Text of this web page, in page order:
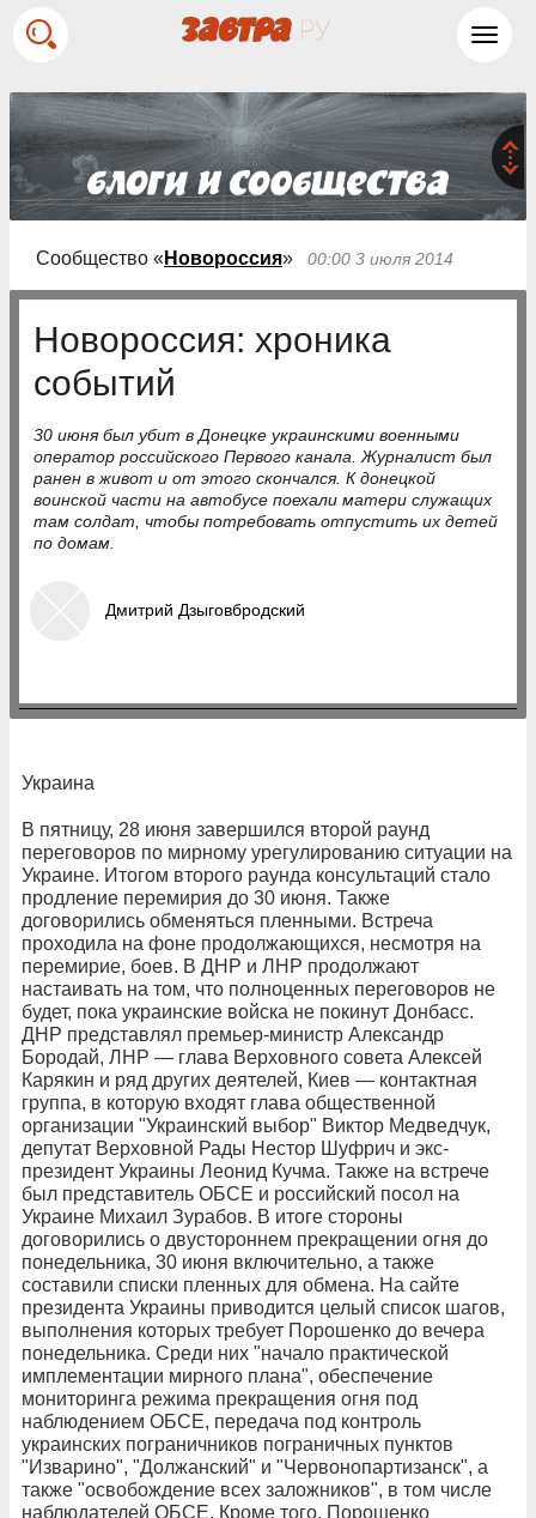
Сообщество « Новороссия» 00:00 3 июля 2014
Новороссия: хроника
событий
30 июня был убит в Донецке украинскими военными
оператор российского Первого канала. Журналист был
ранен в живот и от этого скончался. К донецкой
воинской части на автобусе поехали матери служащих
там солдат, чтобы потребовать отпустить их детей
по домам.
Дмитрий Дзыговбродский
Украина
В пятницу, 28 июня завершился второй раунд
переговоров по мирному урегулированию ситуации на
Украине. Итогом второго раунда консультаций стало
продление перемирия до 30 июня. Также
договорились обменяться пленными. Встреча
проходила на фоне продолжающихся, несмотря на
перемирие, боев. В ДНР и ЛНР продолжают
настаивать на том, что полноценных переговоров не
будет, пока украинские войска не покинут Донбасс.
ДНР представлял премьер-министр Александр
Бородай, ЛНР — глава Верховного совета Алексей
Карякин и ряд других деятелей, Киев — контактная
группа, в которую входят глава общественной
организации "Украинский выбор" Виктор Медведчук,
депутат Верховной Рады Нестор Шуфрич и экс-
президент Украины Леонид Кучма. Также на встрече
был представитель ОБСЕ и российский посол на
Украине Михаил Зурабов. В итоге стороны
договорились о двустороннем прекращении огня до
понедельника, 30 июня включительно, а также
составили списки пленных для обмена. На сайте
президента Украины приводится целый список шагов,
выполнения которых требует Порошенко до вечера
понедельника. Среди них "начало практической
имплементации мирного плана", обеспечение
мониторинга режима прекращения огня под
наблюдением ОБСЕ, передача под контроль
украинских пограничников пограничных пунктов
"Изварино", "Должанский" и "Червонопартизанск", а
также "освобождение всех заложников", в том числе
наблюдателей ОБСЕ. Кроме того, Порошенко